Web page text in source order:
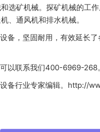
选矿机械。探矿机械的工
、通风机和排水机械。
，坚固耐用，有效延长了
联系我们400-6969-268。
行业专家编辑。http://